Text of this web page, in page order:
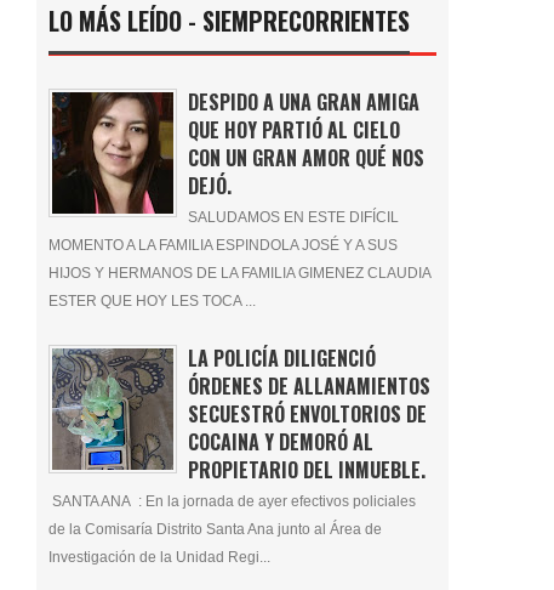
LO MÁS LEÍDO - SIEMPRECORRIENTES
DESPIDO A UNA GRAN AMIGA
QUE HOY PARTIÓ AL CIELO
CON UN GRAN AMOR QUÉ NOS
DEJÓ.
SALUDAMOS EN ESTE DIFÍCIL
MOMENTO A LA FAMILIA ESPINDOLA JOSÉ Y A SUS
HIJOS Y HERMANOS DE LA FAMILIA GIMENEZ CLAUDIA
ESTER QUE HOY LES TOCA ...
LA POLICÍA DILIGENCIÓ
ÓRDENES DE ALLANAMIENTOS
SECUESTRÓ ENVOLTORIOS DE
COCAINA Y DEMORÓ AL
PROPIETARIO DEL INMUEBLE.
SANTA ANA : En la jornada de ayer efectivos policiales
de la Comisaría Distrito Santa Ana junto al Área de
Investigación de la Unidad Regi...